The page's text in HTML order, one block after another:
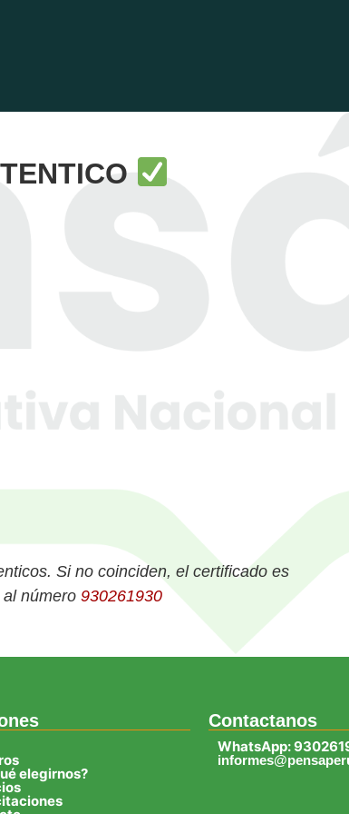
Si no coinciden, el certificado es
número 930261930
elegirnos?
Contactanos
WhatsApp: